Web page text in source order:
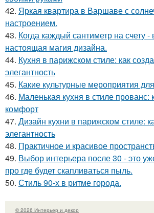
42. Яркая квартира в Варшаве с
настроением.
43. Когда каждый сантиметр на счету -
настоящая магия дизайна.
44. Кухня в парижском стиле: как
элегантность
45. Какие культурные мероприятия
46. Маленькая кухня в стиле прованс:
комфорт
47. Дизайн кухни в парижском стиле:
элегантность
48. Практичное и красивое
49. Выбор интерьера после 30 - это
про где будет скапливаться пыль.
50. Стиль 90-х в ритме города.
© 2026 Интерьер и декор